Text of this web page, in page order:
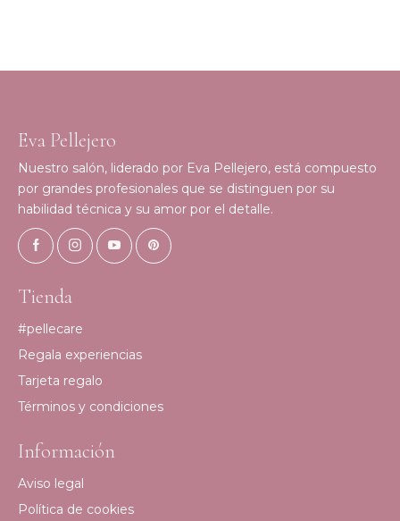
Eva Pellejero
Nuestro salón, liderado por Eva Pellejero, está compuesto
por grandes profesionales que se distinguen por su
habilidad técnica y su amor por el detalle.
Tienda
#pellecare
Regala experiencias
Tarjeta regalo
Términos y condiciones
Información
Aviso legal
Política de cookies